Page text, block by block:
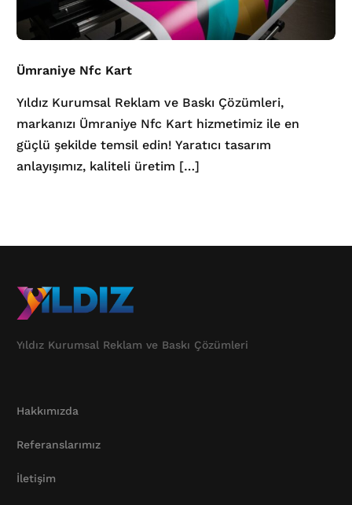
Ümraniye Nfc Kart
Yıldız Kurumsal Reklam ve Baskı Çözümleri,
markanızı Ümraniye Nfc Kart hizmetimiz ile en
güçlü şekilde temsil edin! Yaratıcı tasarım
anlayışımız, kaliteli üretim […]
Yıldız Kurumsal Reklam ve Baskı Çözümleri
Hakkımızda
Referanslarımız
İletişim